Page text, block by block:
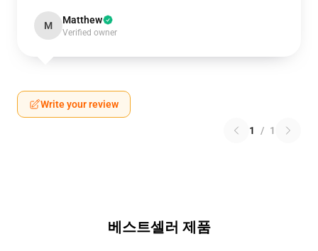
M Matthew
Verified owner
Write your review
1 / 1
베스트셀러 제품